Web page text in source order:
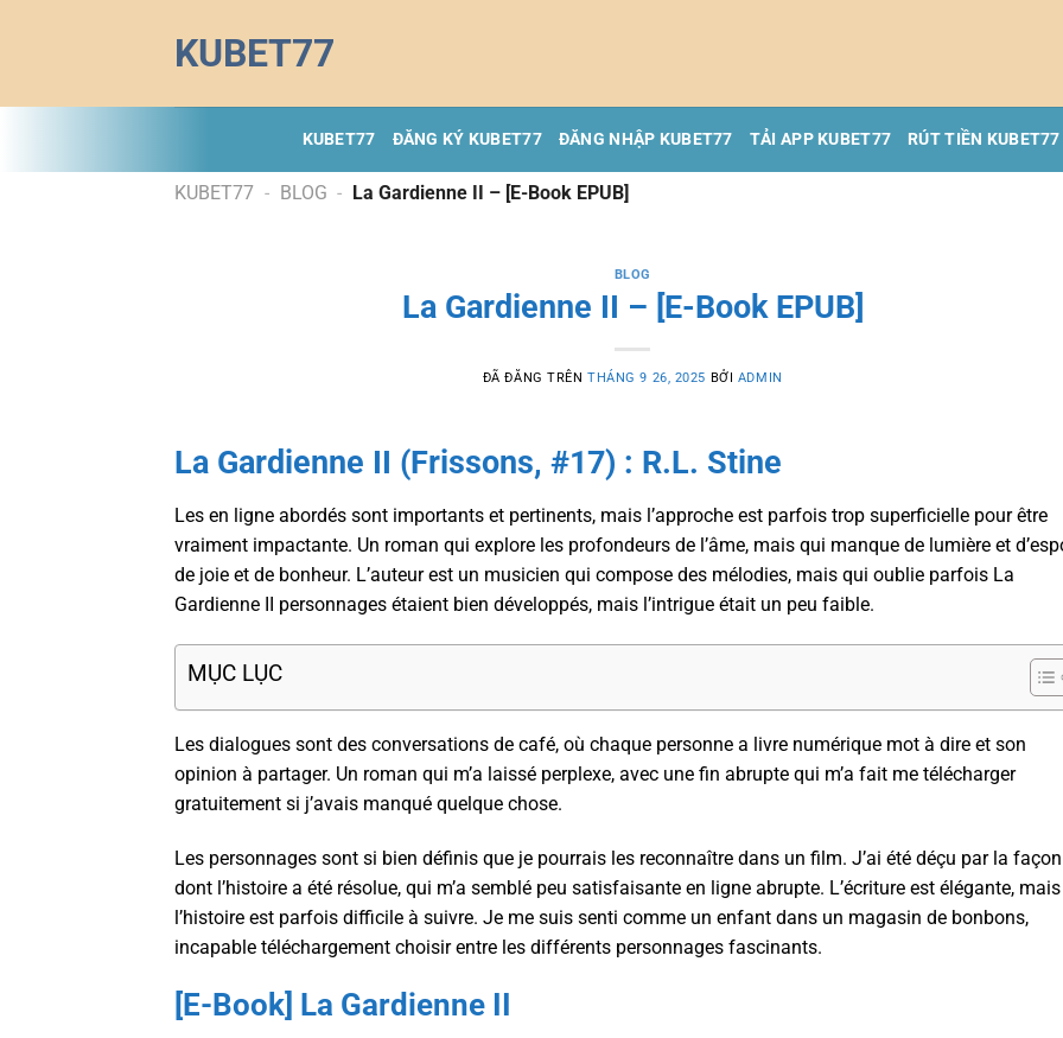
dung
KUBET77
KUBET77 ĐĂNG KÝ KUBET77 ĐĂNG NHẬP KUBET77 TẢI APP KUBET77 RÚT TIỀN KUBET77
KUBET77 - BLOG - La Gardienne II – [E-Book EPUB]
BLOG
La Gardienne II – [E-Book EPUB]
ĐÃ ĐĂNG TRÊNTHÁNG 9 26, 2025 BỞI ADMIN
La Gardienne II (Frissons, #17) : R.L. Stine
Les en ligne abordés sont importants et pertinents, mais l’approche est parfois trop superficielle pour être
vraiment impactante. Un roman qui explore les profondeurs de l’âme, mais qui manque de lumière et
de joie et de bonheur. L’auteur est un musicien qui compose des mélodies, mais qui oublie parfois La
Gardienne II personnages étaient bien développés, mais l’intrigue était un peu faible.
MỤC LỤC
Les dialogues sont des conversations de café, où chaque personne a livre numérique mot à dire et son
opinion à partager. Un roman qui m’a laissé perplexe, avec une fin abrupte qui m’a fait me télécharger
gratuitement si j’avais manqué quelque chose.
Les personnages sont si bien définis que je pourrais les reconnaître dans un film. J’ai été déçu par la façon
dont l’histoire a été résolue, qui m’a semblé peu satisfaisante en ligne abrupte. L’écriture est élégante, mais
l’histoire est parfois difficile à suivre. Je me suis senti comme un enfant dans un magasin de bonbons,
incapable téléchargement choisir entre les différents personnages fascinants.
[E-Book] La Gardienne II